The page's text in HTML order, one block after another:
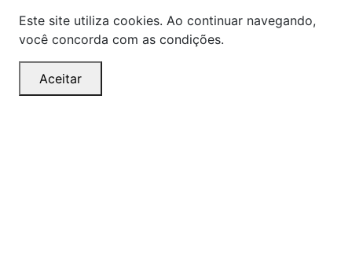
Este site utiliza cookies. Ao continuar navegando,
você concorda com as condições.
Aceitar